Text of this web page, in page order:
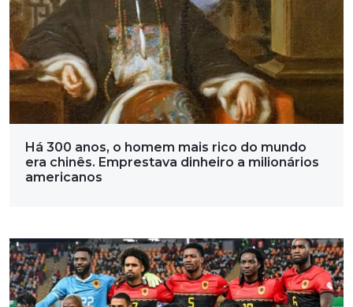
Há 300 anos, o homem mais rico do mundo
era chinês. Emprestava dinheiro a milionários
americanos